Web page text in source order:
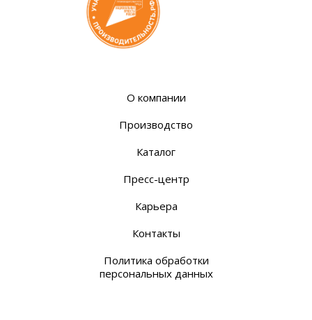
О компании
Производство
Каталог
Пресс-центр
Карьера
Контакты
Политика обработки
персональных данных